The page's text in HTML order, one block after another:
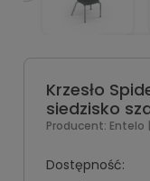
Krzesło
siedzisko
Producent: Entelo
Dostępność: